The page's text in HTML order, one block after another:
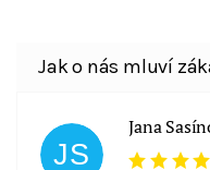
JS
Jana